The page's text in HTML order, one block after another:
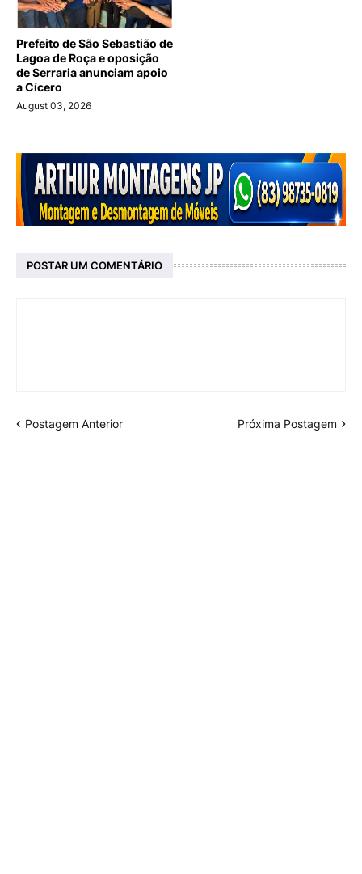
Prefeito de São Sebastião de
Lagoa de Roça e oposição
de Serraria anunciam apoio
a Cícero
August 03, 2026
POSTAR UM COMENTÁRIO
Postagem Anterior Próxima Postagem